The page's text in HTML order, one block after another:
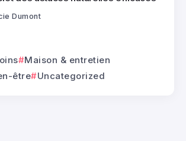
Dumont
Maison & entretien
être
Uncategorized